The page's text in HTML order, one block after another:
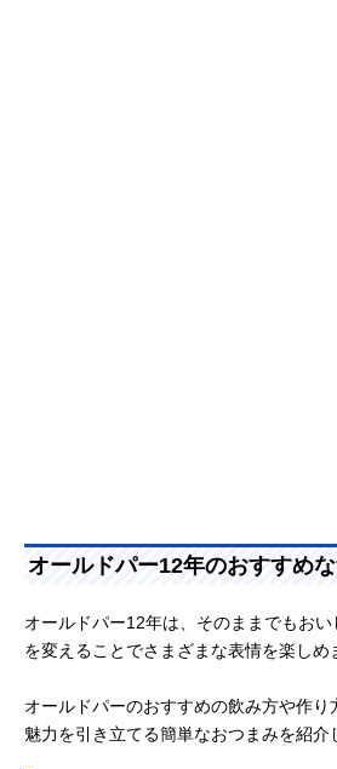
オールドパー12年のおすすめ
オールドパー12年は、そのままでもお
を変えることでさまざまな表情を楽しめ
オールドパーのおすすめの飲み方や作
魅力を引き立てる簡単なおつまみを紹介